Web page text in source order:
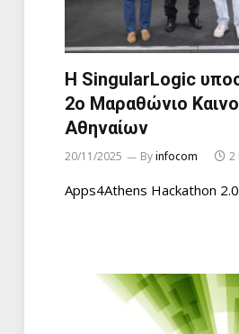
Η SingularLogic
2ο Μαραθώνιο
Αθηναίων
20/11/2025 Byinfocom 2
Apps4Athens Hackathon